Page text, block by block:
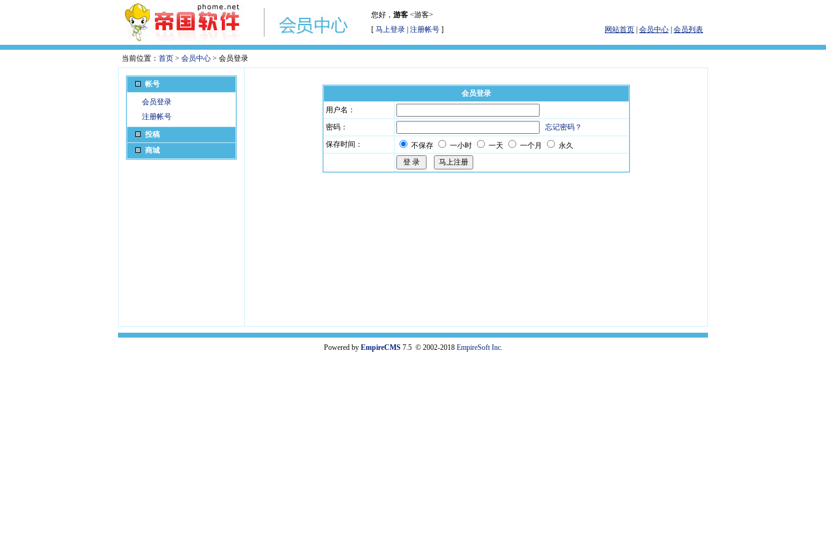
您好， 游客 <游客>
[ 马上登录 注册帐号 ] 网站首页 会员中心 会员列表
当前位置： 首页 > 会员中心 > 会员登录
帐号
会员登录
注册帐号
投稿
商城
会员登录
用户名：
密码：
忘记密码？
保存时间：
不保存 一小时 一天 一个月 永久
Powered by EmpireCMS7.5 © 2002-2018 EmpireSoft Inc.